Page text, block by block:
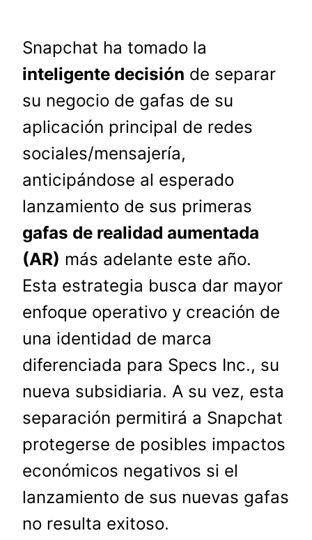
Snapchat ha tomado la
inteligente decisión de separar
su negocio de gafas de su
aplicación principal de redes
sociales/mensajería,
anticipándose al esperado
lanzamiento de sus primeras
gafas de realidad aumentada
(AR) más adelante este año.
Esta estrategia busca dar mayor
enfoque operativo y creación de
una identidad de marca
diferenciada para Specs Inc., su
nueva subsidiaria. A su vez, esta
separación permitirá a Snapchat
protegerse de posibles impactos
económicos negativos si el
lanzamiento de sus nuevas gafas
no resulta exitoso.